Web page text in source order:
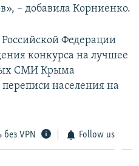
– добавила Корниенко.
Федерации
конкурса на лучшее
СМИ Крыма
населения на
без VPN Follow us